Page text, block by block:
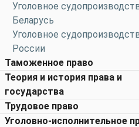
Уголовное
Беларусь
Уголовное
России
Таможенное право
Теория и история права и
государства
Трудовое право
Уголовно-исполнительное